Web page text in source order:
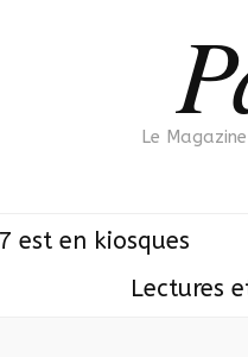
Le
est en kiosques
Lectures